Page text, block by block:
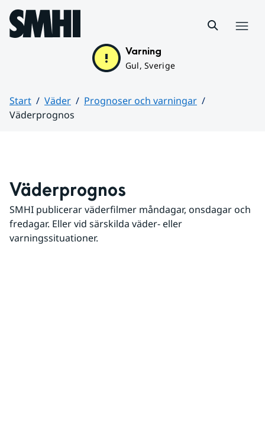
Hoppa till sidans innehåll
Varning
Gul, Sverige
Start Väder
Prognoser och varningar
Väderprognos
Väderprognos
SMHI publicerar väderfilmer måndagar, onsdagar och
fredagar. Eller vid särskilda väder- eller
varningssituationer.